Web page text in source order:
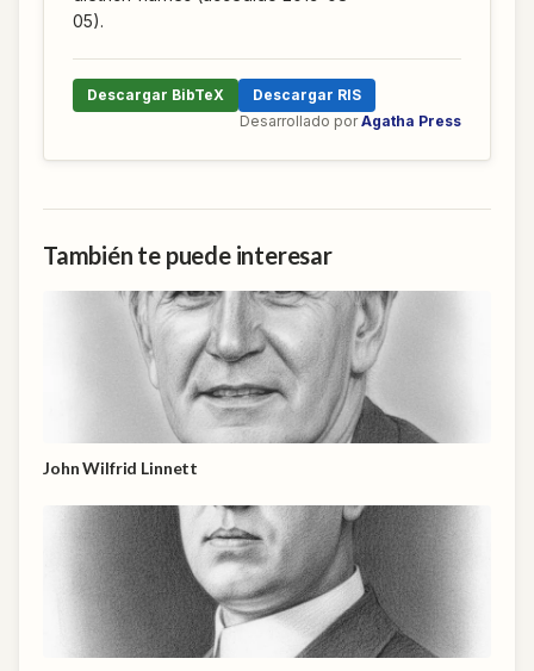
05).
Descargar BibTeX
Descargar RIS
Desarrollado por Agatha Press
También te puede interesar
John Wilfrid Linnett